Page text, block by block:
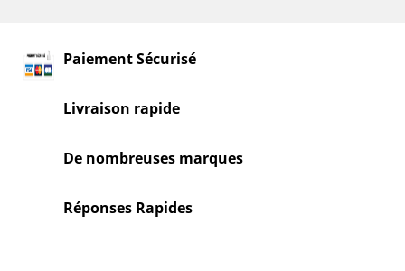
Paiement Sécurisé
Livraison rapide
De nombreuses marques
Réponses Rapides